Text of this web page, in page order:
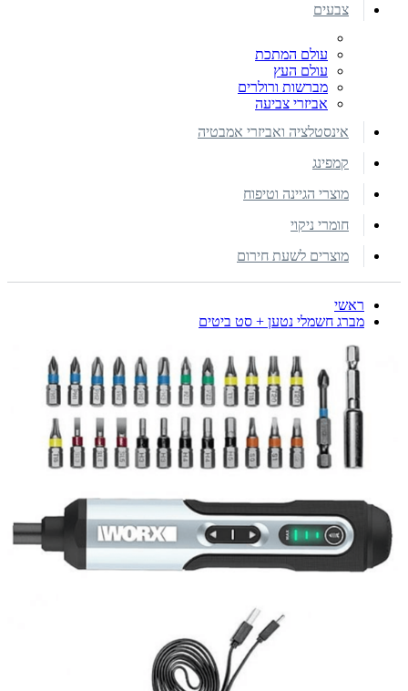
צבעים
עולם המתכת
עולם העץ
מברשות ורולרים
אביזרי צביעה
אינסטלציה ואביזרי אמבטיה
קמפינג
מוצרי הגיינה וטיפוח
חומרי ניקוי
מוצרים לשעת חירום
ראשי
מברג חשמלי נטען + סט ביטים